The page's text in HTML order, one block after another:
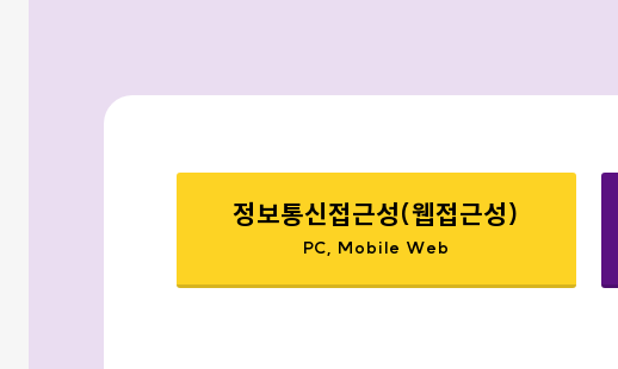
정보통신접근성(웹접근성)
PC, Mobile Web